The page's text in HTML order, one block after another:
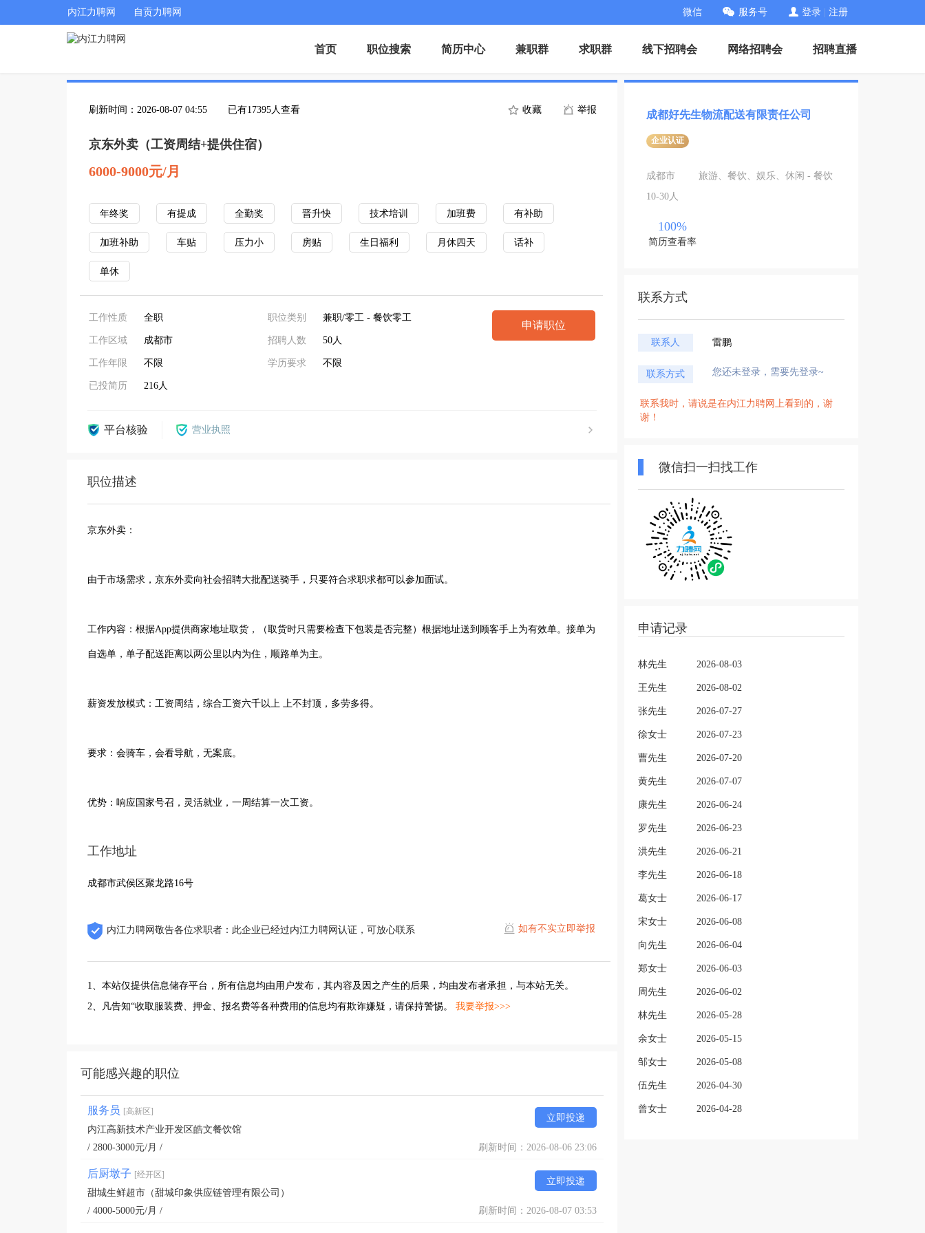
内江力聘网 自贡力聘网 微信 服务号 登录 注册
首页 职位搜索 简历中心 兼职群 求职群 线下招聘会 网络招聘会 招聘直播
刷新时间：2026-08-07 04:55 已有17395人查看 收藏 举报
京东外卖（工资周结+提供住宿）
6000-9000元/月
年终奖 有提成 全勤奖 晋升快 技术培训 加班费 有补助
加班补助 车贴 压力小 房贴 生日福利 月休四天 话补
单休
工作性质 全职
工作区域 成都市
工作年限 不限
已投简历 216人
职位类别 兼职/零工 - 餐饮零工
招聘人数 50人
学历要求 不限
申请职位
平台核验 营业执照
职位描述
京东外卖：
由于市场需求，京东外卖向社会招聘大批配送骑手，只要符合求职求都可以参加面试。
工作内容：根据App提供商家地址取货，（取货时只需要检查下包装是否完整）根据地址送到顾客手上为有效单。接单为
自选单，单子配送距离以两公里以内为住，顺路单为主。
薪资发放模式：工资周结，综合工资六千以上 上不封顶，多劳多得。
要求：会骑车，会看导航，无案底。
优势：响应国家号召，灵活就业，一周结算一次工资。
工作地址
成都市武侯区聚龙路16号
内江力聘网敬告各位求职者：此企业已经过内江力聘网认证，可放心联系 如有不实立即举报
1、本站仅提供信息储存平台，所有信息均由用户发布，其内容及因之产生的后果，均由发布者承担，与本站无关。
2、凡告知“收取服装费、押金、报名费等各种费用的信息均有欺诈嫌疑，请保持警惕。 我要举报>>>
可能感兴趣的职位
服务员 [高新区]
立即投递
内江高新技术产业开发区皓文餐饮馆
/ 2800-3000元/月 /
刷新时间：2026-08-06 23:06
后厨墩子 [经开区]
立即投递
甜城生鲜超市（甜城印象供应链管理有限公司）
/ 4000-5000元/月 /
刷新时间：2026-08-07 03:53
成都好先生物流配送有限责任公司
企业认证
成都市
旅游、餐饮、娱乐、休闲 - 餐饮
10-30人
100%
简历查看率
联系方式
联系人 雷鹏
联系方式 您还未登录，需要先登录~
联系我时，请说是在内江力聘网上看到的，谢
谢！
微信扫一扫找工作
申请记录
林先生 2026-08-03
王先生 2026-08-02
张先生 2026-07-27
徐女士 2026-07-23
曹先生 2026-07-20
黄先生 2026-07-07
康先生 2026-06-24
罗先生 2026-06-23
洪先生 2026-06-21
李先生 2026-06-18
葛女士 2026-06-17
宋女士 2026-06-08
向先生 2026-06-04
郑女士 2026-06-03
周先生 2026-06-02
林先生 2026-05-28
余女士 2026-05-15
邹女士 2026-05-08
伍先生 2026-04-30
曾女士 2026-04-28